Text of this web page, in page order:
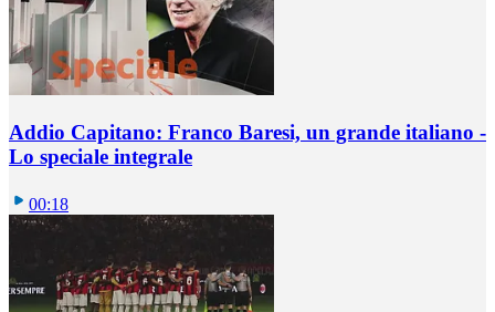
Addio Capitano: Franco Baresi, un grande italiano -
Lo speciale integrale
00:18